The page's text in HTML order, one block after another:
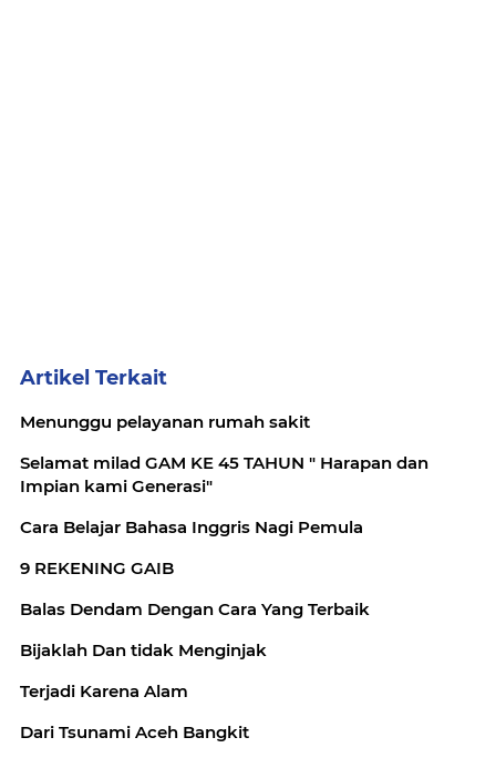
Artikel Terkait
Menunggu pelayanan rumah sakit
Selamat milad GAM KE 45 TAHUN " Harapan dan
Impian kami Generasi"
Cara Belajar Bahasa Inggris Nagi Pemula
9 REKENING GAIB
Balas Dendam Dengan Cara Yang Terbaik
Bijaklah Dan tidak Menginjak
Terjadi Karena Alam
Dari Tsunami Aceh Bangkit